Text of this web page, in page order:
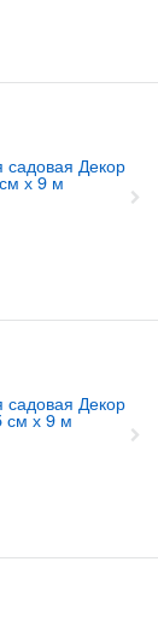
Декор
х 9 м
Декор
см х 9 м